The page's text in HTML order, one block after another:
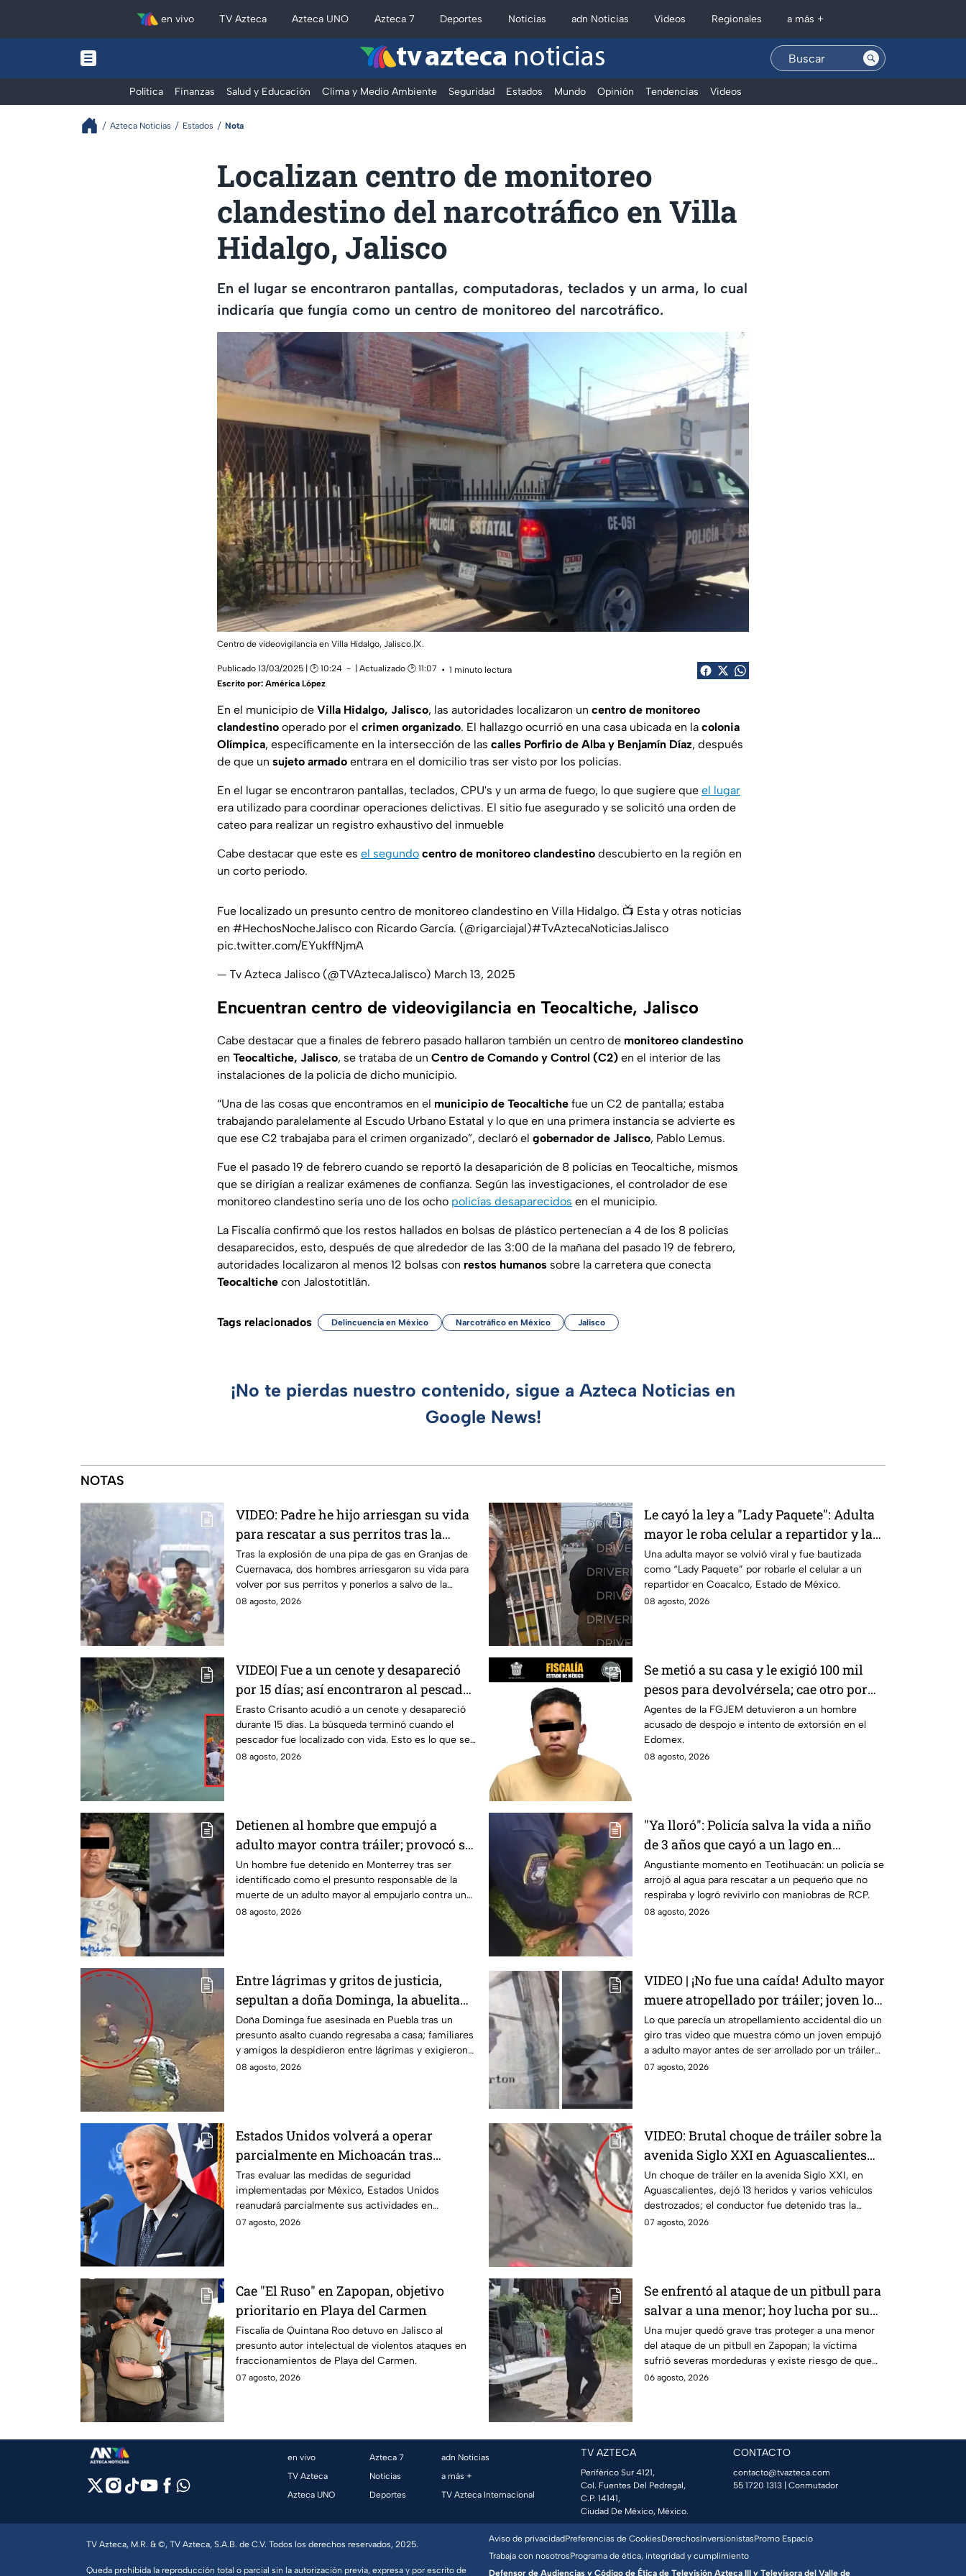
en vivo TV Azteca Azteca UNO Azteca 7 Deportes Noticias adn Noticias Videos Regionales a más +
tv azteca noticias
Política Finanzas Salud y Educación Clima y Medio Ambiente Seguridad Estados Mundo Opinión Tendencias Videos
Azteca Noticias Estados Nota
Localizan centro de monitoreo
clandestino del narcotráfico en Villa
Hidalgo, Jalisco
En el lugar se encontraron pantallas, computadoras, teclados y un arma, lo cual
indicaría que fungía como un centro de monitoreo del narcotráfico.
Centro de videovigilancia en Villa Hidalgo, Jalisco.|X.
Publicado 13/03/2025 | 🕑 10:24 | Actualizado 🕑 11:07
1 minuto lectura
Escrito por: América López
En el municipio de Villa Hidalgo, Jalisco, las autoridades localizaron un centro de monitoreo
clandestino operado por el crimen organizado. El hallazgo ocurrió en una casa ubicada en la colonia
Olímpica, específicamente en la intersección de las calles Porfirio de Alba y Benjamín Díaz, después
de que un sujeto armado entrara en el domicilio tras ser visto por los policías.
En el lugar se encontraron pantallas, teclados, CPU's y un arma de fuego, lo que sugiere que el lugar
era utilizado para coordinar operaciones delictivas. El sitio fue asegurado y se solicitó una orden de
cateo para realizar un registro exhaustivo del inmueble
Cabe destacar que este es el segundo centro de monitoreo clandestino descubierto en la región en
un corto periodo.
Fue localizado un presunto centro de monitoreo clandestino en Villa Hidalgo. 📺 Esta y otras noticias
en #HechosNocheJalisco con Ricardo García. (@rigarciajal)#TvAztecaNoticiasJalisco
pic.twitter.com/EYukffNjmA
— Tv Azteca Jalisco (@TVAztecaJalisco) March 13, 2025
Encuentran centro de videovigilancia en Teocaltiche, Jalisco
Cabe destacar que a finales de febrero pasado hallaron también un centro de monitoreo clandestino
en Teocaltiche, Jalisco, se trataba de un Centro de Comando y Control (C2) en el interior de las
instalaciones de la policía de dicho municipio.
“Una de las cosas que encontramos en el municipio de Teocaltiche fue un C2 de pantalla; estaba
trabajando paralelamente al Escudo Urbano Estatal y lo que en una primera instancia se advierte es
que ese C2 trabajaba para el crimen organizado”, declaró el gobernador de Jalisco, Pablo Lemus.
Fue el pasado 19 de febrero cuando se reportó la desaparición de 8 policías en Teocaltiche, mismos
que se dirigían a realizar exámenes de confianza. Según las investigaciones, el controlador de ese
monitoreo clandestino sería uno de los ocho policías desaparecidos en el municipio.
La Fiscalía confirmó que los restos hallados en bolsas de plástico pertenecían a 4 de los 8 policías
desaparecidos, esto, después de que alrededor de las 3:00 de la mañana del pasado 19 de febrero,
autoridades localizaron al menos 12 bolsas con restos humanos sobre la carretera que conecta
Teocaltiche con Jalostotitlán.
Tags relacionados Delincuencia en México Narcotráfico en México Jalisco
¡No te pierdas nuestro contenido, sigue a Azteca Noticias en
Google News!
NOTAS
VIDEO: Padre he hijo arriesgan su vida
para rescatar a sus perritos tras la
explosión de pipa de gas en
Cuernavaca
Tras la explosión de una pipa de gas en Granjas de
Cuernavaca, dos hombres arriesgaron su vida para
volver por sus perritos y ponerlos a salvo de la
tragedia.
08 agosto, 2026
Le cayó la ley a "Lady Paquete": Adulta
mayor le roba celular a repartidor y la
policía va por ella a su casa
Una adulta mayor se volvió viral y fue bautizada
como “Lady Paquete” por robarle el celular a un
repartidor en Coacalco, Estado de México.
08 agosto, 2026
VIDEO| Fue a un cenote y desapareció
por 15 días; así encontraron al pescador
Erasto Crisanto
Erasto Crisanto acudió a un cenote y desapareció
durante 15 días. La búsqueda terminó cuando el
pescador fue localizado con vida. Esto es lo que se
sabe.
08 agosto, 2026
Se metió a su casa y le exigió 100 mil
pesos para devolvérsela; cae otro por
despojo en Edomex
Agentes de la FGJEM detuvieron a un hombre
acusado de despojo e intento de extorsión en el
Edomex.
08 agosto, 2026
Detienen al hombre que empujó a
adulto mayor contra tráiler; provocó su
muerte en Monterrey
Un hombre fue detenido en Monterrey tras ser
identificado como el presunto responsable de la
muerte de un adulto mayor al empujarlo contra un
tráiler.
08 agosto, 2026
"Ya lloró": Policía salva la vida a niño
de 3 años que cayó a un lago en
Teotihuacán; aplicó RCP (VIDEO)
Angustiante momento en Teotihuacán: un policía se
arrojó al agua para rescatar a un pequeño que no
respiraba y logró revivirlo con maniobras de RCP.
08 agosto, 2026
Entre lágrimas y gritos de justicia,
sepultan a doña Dominga, la abuelita
asesinada tras asalto en Amozoc,
Puebla
Doña Dominga fue asesinada en Puebla tras un
presunto asalto cuando regresaba a casa; familiares
y amigos la despidieron entre lágrimas y exigieron
justicia.
08 agosto, 2026
VIDEO | ¡No fue una caída! Adulto mayor
muere atropellado por tráiler; joven lo
empujó en Monterrey
Lo que parecía un atropellamiento accidental dio un
giro tras video que muestra cómo un joven empujó
a adulto mayor antes de ser arrollado por un tráiler
en Monterrey.
07 agosto, 2026
Estados Unidos volverá a operar
parcialmente en Michoacán tras
suspensión por motivos de seguridad
Tras evaluar las medidas de seguridad
implementadas por México, Estados Unidos
reanudará parcialmente sus actividades en
Michoacán a partir del 8 de agosto.
07 agosto, 2026
VIDEO: Brutal choque de tráiler sobre la
avenida Siglo XXI en Aguascalientes
deja varios heridos y destrozos
Un choque de tráiler en la avenida Siglo XXI, en
Aguascalientes, dejó 13 heridos y varios vehículos
destrozados; el conductor fue detenido tras la
carambola.
07 agosto, 2026
Cae "El Ruso" en Zapopan, objetivo
prioritario en Playa del Carmen
Fiscalía de Quintana Roo detuvo en Jalisco al
presunto autor intelectual de violentos ataques en
fraccionamientos de Playa del Carmen.
07 agosto, 2026
Se enfrentó al ataque de un pitbull para
salvar a una menor; hoy lucha por su
vida en Zapopan
Una mujer quedó grave tras proteger a una menor
del ataque de un pitbull en Zapopan; la víctima
sufrió severas mordeduras y existe riesgo de que
pierda un brazo.
06 agosto, 2026
en vivo
TV Azteca
Azteca UNO
Azteca 7
Noticias
Deportes
adn Noticias
a más +
TV Azteca Internacional
TV AZTECA
Periférico Sur 4121,
Col. Fuentes Del Pedregal,
C.P. 14141,
Ciudad De México, México.
CONTACTO
contacto@tvazteca.com
55 1720 1313 | Conmutador
TV Azteca, M.R. & ©, TV Azteca, S.A.B. de C.V. Todos los derechos reservados, 2025.
Queda prohibida la reproducción total o parcial sin la autorización previa, expresa y por escrito de
Aviso de privacidadPreferencias de CookiesDerechosInversionistasPromo Espacio
Trabaja con nosotrosPrograma de ética, integridad y cumplimiento
Defensor de Audiencias y Código de Ética de Televisión Azteca III y Televisora del Valle de